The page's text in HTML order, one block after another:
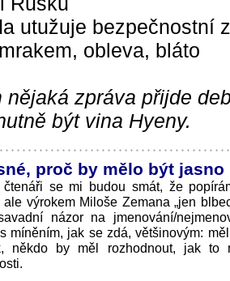
utužuje bezpečnostní
obleva, bláto
nějaká zpráva přijde
být vina Hyeny.
proč by mělo být jasno
čtenáři se mi budou smát, že
ale výrokem Miloše Zemana „jen
názor na jmenování/
míněním, jak se zdá, většinovým:
někdo by měl rozhodnout, jak to